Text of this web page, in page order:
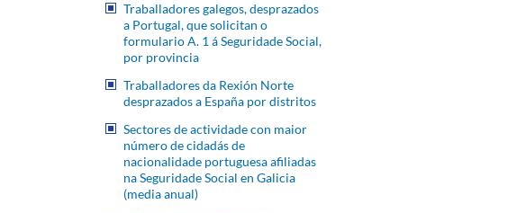
Traballadores galegos, desprazados
a Portugal, que solicitan o
formulario A. 1 á Seguridade Social,
por provincia
Traballadores da Rexión Norte
desprazados a España por distritos
Sectores de actividade con maior
número de cidadás de
nacionalidade portuguesa afiliadas
na Seguridade Social en Galicia
(media anual)